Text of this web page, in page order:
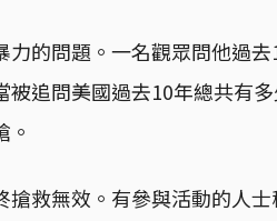
的問題。一名觀眾問他過
追問美國過去10年總共有多
救無效。有參與活動的人